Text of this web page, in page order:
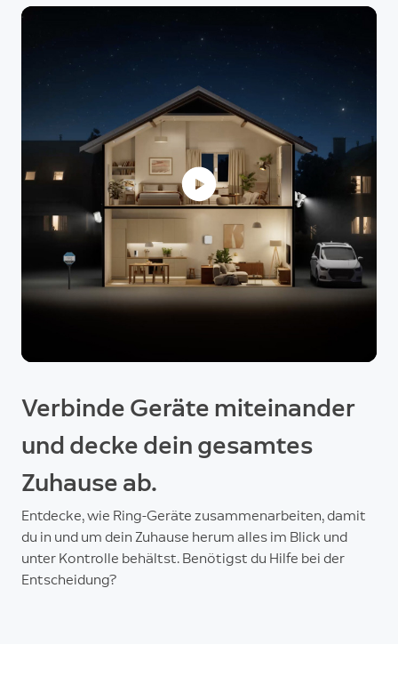
Verbinde Geräte miteinander
und decke dein gesamtes
Zuhause ab.
Entdecke, wie Ring-Geräte zusammenarbeiten, damit
du in und um dein Zuhause herum alles im Blick und
unter Kontrolle behältst. Benötigst du Hilfe bei der
Entscheidung?